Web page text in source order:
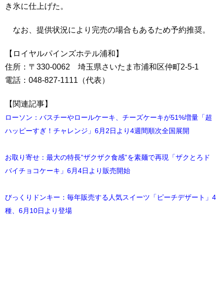
き氷に仕上げた。
なお、提供状況により完売の場合もあるため予約推奨。
【ロイヤルパインズホテル浦和】
住所：〒330-0062 埼玉県さいたま市浦和区仲町2-5-1
電話：048-827-1111（代表）
【関連記事】
ローソン：バスチーやロールケーキ、チーズケーキが51%増量「超
ハッピーすぎ！チャレンジ」6月2日より4週間順次全国展開
お取り寄せ：最大の特長”ザクザク食感”を素麺で再現「ザクとろド
バイチョコケーキ」6月4日より販売開始
びっくりドンキー：毎年販売する人気スイーツ「ピーチデザート」4
種、6月10日より登場